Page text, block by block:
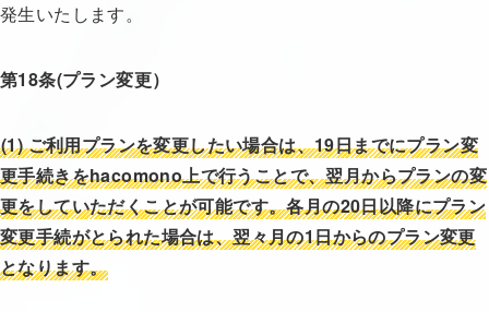
発生いたします。
第18条(プラン変更）
(1) ご利用プランを変更したい場合は、19日までにプラン変
更手続きをhacomono上で行うことで、翌月からプランの変
更をしていただくことが可能です。各月の20日以降にプラン
変更手続がとられた場合は、翌々月の1日からのプラン変更
となります。